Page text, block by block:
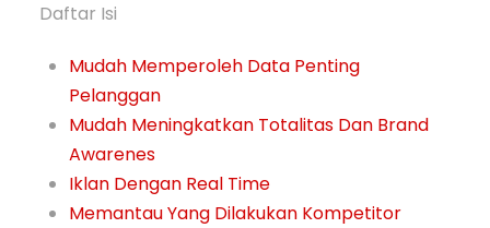
Daftar Isi
Mudah Memperoleh Data Penting
Pelanggan
Mudah Meningkatkan Totalitas Dan Brand
Awarenes
Iklan Dengan Real Time
Memantau Yang Dilakukan Kompetitor